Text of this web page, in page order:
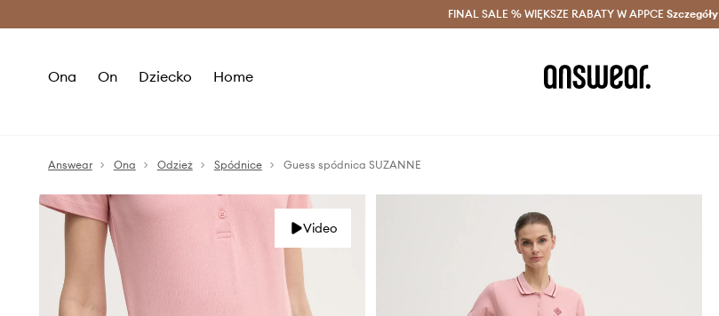
Oszczędzaj z Answear Club > Dostawa nawet w 24h >
FINAL SALE % WIĘKSZE RABATY W APPCE Szczegóły
Ona On Dziecko Home
Answear Ona Odzież Spódnice Guess spódnica SUZANNE
Video